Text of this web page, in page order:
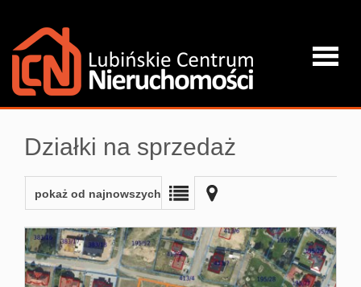
Strona
Oferta
Działki na sprzedaż
pokaż od najnowszych